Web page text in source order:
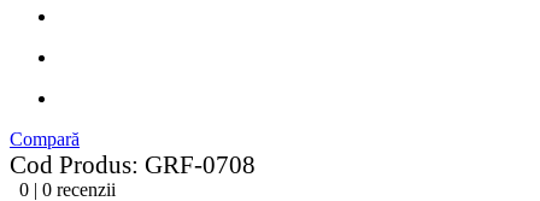
Compară
Cod Produs: GRF-0708
0 | 0 recenzii